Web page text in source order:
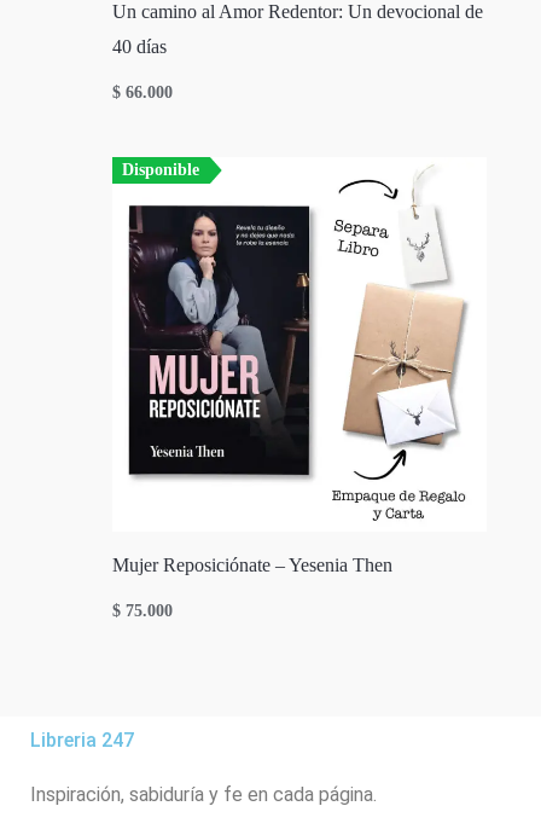
Un camino al Amor Redentor: Un devocional de
40 días
$ 66.000
Disponible
Mujer Reposiciónate – Yesenia Then
$ 75.000
Libreria 247
Inspiración, sabiduría y fe en cada página.